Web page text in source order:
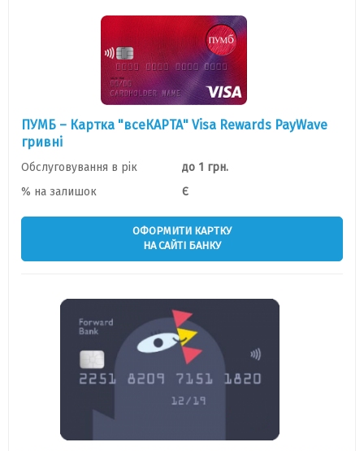
ПУМБ – Картка "всеКАРТА" Visa Rewards PayWave
гривні
Обслуговування в рік
до 1 грн.
% на залишок
Є
ОФОРМИТИ КАРТКУ
НА САЙТІ БАНКУ